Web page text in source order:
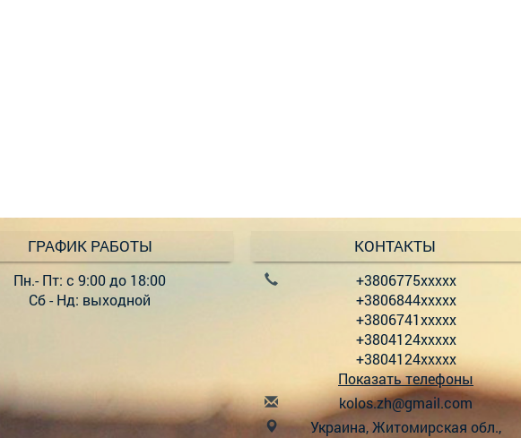
ГРАФИК РАБОТЫ
Пн.- Пт: с 9:00 до 18:00
Сб - Нд: выходной
КОНТАКТЫ
+3806775xxxxx
+3806844xxxxx
+3806741xxxxx
+3804124xxxxx
+3804124xxxxx
Показать телефоны
kolos.zh@gmail.com
Украина, Житомирская обл.,